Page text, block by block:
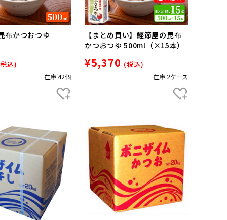
布かつおつゆ
込)
在庫 42個
【まとめ買い】鰹節屋の昆布
かつおつゆ 500ml（×15本）
¥5,370 (税込)
在庫 2ケース